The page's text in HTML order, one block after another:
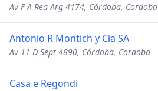
Av F A Rea Arg 4174, Córdoba, Cordoba
Antonio R Montich y Cia SA
Av 11 D Sept 4890, Córdoba, Cordoba
Casa e Regondi